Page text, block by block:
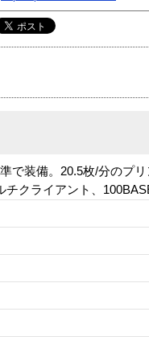
で装備。20.5枚/分のプ
クライアント、